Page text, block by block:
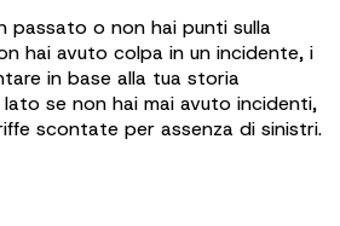
passato o non hai punti sulla
hai avuto colpa in un incidente, i
in base alla tua storia
lato se non hai mai avuto incidenti,
scontate per assenza di sinistri.